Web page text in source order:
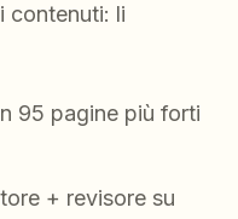
contenuti: li
95 pagine più forti
+ revisore su